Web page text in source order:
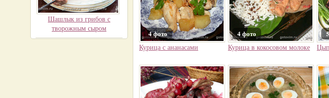
Шашлык из грибов с
творожным сыром
4 фото
Курица с ананасами
4 фото
Курица в кокосовом молоке